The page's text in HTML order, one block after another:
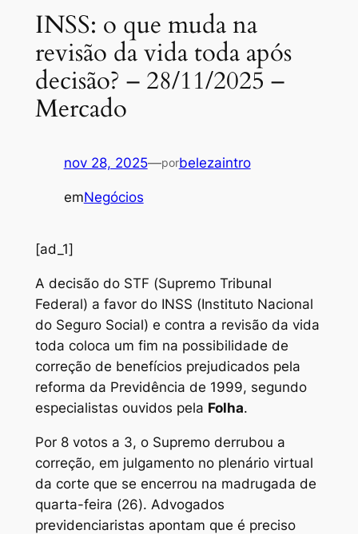
INSS: o que muda na
revisão da vida toda após
decisão? – 28/11/2025 –
Mercado
nov 28, 2025—porbelezaintro
emNegócios
[ad_1]
A decisão do STF (Supremo Tribunal
Federal) a favor do INSS (Instituto Nacional
do Seguro Social) e contra a revisão da vida
toda coloca um fim na possibilidade de
correção de benefícios prejudicados pela
reforma da Previdência de 1999, segundo
especialistas ouvidos pela Folha.
Por 8 votos a 3, o Supremo derrubou a
correção, em julgamento no plenário virtual
da corte que se encerrou na madrugada de
quarta-feira (26). Advogados
previdenciaristas apontam que é preciso